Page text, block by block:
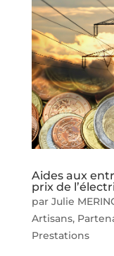
Aides aux
prix de
par Julie
Artisans,
Prestations